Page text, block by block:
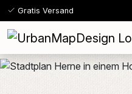
Gratis Versand